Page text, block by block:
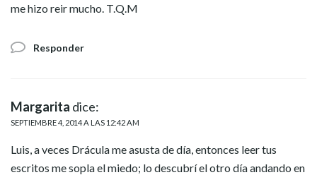
me hizo reir mucho. T.Q.M
Responder
Margarita dice:
SEPTIEMBRE 4, 2014 A LAS 12:42 AM
Luis, a veces Drácula me asusta de día, entonces leer tus
escritos me sopla el miedo; lo descubrí el otro día andando en